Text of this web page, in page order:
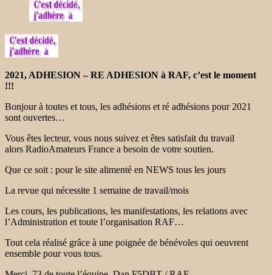
2021, ADHESION – RE ADHESION à RAF, c’est le moment
!!!
Bonjour à toutes et tous, les adhésions et ré adhésions pour 2021
sont ouvertes…
Vous êtes lecteur, vous nous suivez et êtes satisfait du travail
alors RadioAmateurs France a besoin de votre soutien.
Que ce soit : pour le site alimenté en NEWS tous les jours
La revue qui nécessite 1 semaine de travail/mois
Les cours, les publications, les manifestations, les relations avec
l’Administration et toute l’organisation RAF…
Tout cela réalisé grâce à une poignée de bénévoles qui oeuvrent
ensemble pour vous tous.